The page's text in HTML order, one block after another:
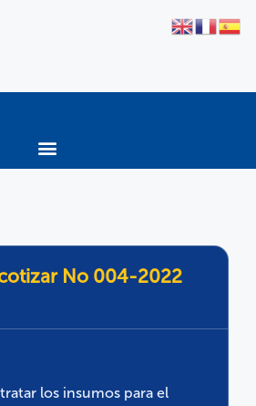
No 004-2022
los insumos para el